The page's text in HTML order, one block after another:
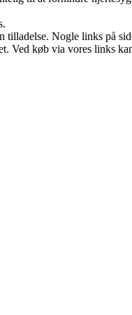
tilladelse. Nogle links på
Ved køb via vores links